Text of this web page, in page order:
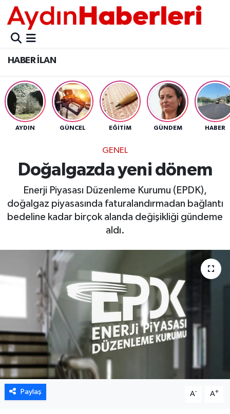
HABER İLAN
AYDIN GÜNCEL EĞİTİM GÜNDEM HABER
GENEL
Doğalgazda yeni dönem
Enerji Piyasası Düzenleme Kurumu (EPDK),
doğalgaz piyasasında faturalandırmadan bağlantı
bedeline kadar birçok alanda değişikliği gündeme
aldı.
Paylaş A- A+
GÜNCEL
POLİTİKA
BELEDİYELER
ASAYİŞ
BÜLTEN
ÇEVRE
DIŞ
DÜNYA
EGE
EĞİTİM
EKOLOJİ VE ÇEVRE
BİLİM VE TEKNOLOJİ
GENEL
Aydın Nöbetçi Eczaneler
Aydın Hava Durumu
Aydin Namaz Vakitleri
Aydın Trafik Yoğunluk Haritası
Tüm Manşetler
Son Dakika Haberleri
Haber Arşivi